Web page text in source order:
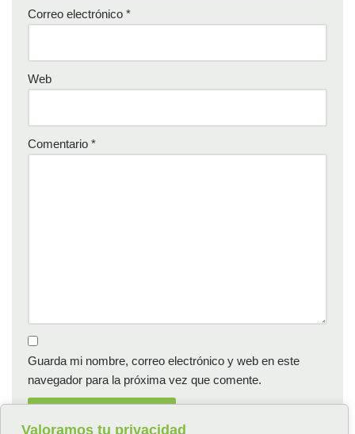
Valoramos tu privacidad
Correo electrónico *
Web
Comentario *
Guarda mi nombre, correo electrónico y web en este
navegador para la próxima vez que comente.